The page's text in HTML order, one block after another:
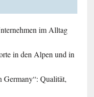
im Alltag
in den Alpen und in
Germany“: Qualität,